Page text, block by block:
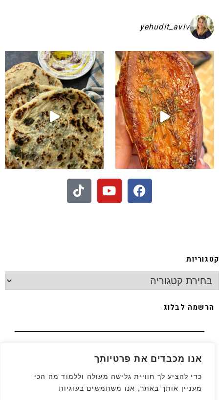
אנו מכבדים את פרטיותך
כדי להציע לך חוויית גלישה מעולה וללמוד מה הכי
מעניין אותך באתר, אנו משתמשים בעוגיות
yehudit_aviv
בפיתות היסטריות
- חיתוכיות ריבה וקוקוס
קטגוריות
הרשמה לבלוג